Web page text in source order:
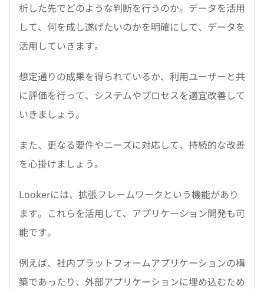
析した先でどのような判断を行うのか。データを活用
して、何を成し遂げたいのかを明確にして、データを
活用していきます。
想定通りの成果を得られているか、利用ユーザーと共
に評価を行って、システムやプロセスを適宜改善して
いきましょう。
また、更なる要件やニーズに対応して、持続的な改善
を心掛けましょう。
Lookerには、拡張フレームワークという機能があり
ます。これらを活用して、アプリケーション開発も可
能です。
例えば、社内プラットフォームアプリケーションの構
築であったり、外部アプリケーションに埋め込むため